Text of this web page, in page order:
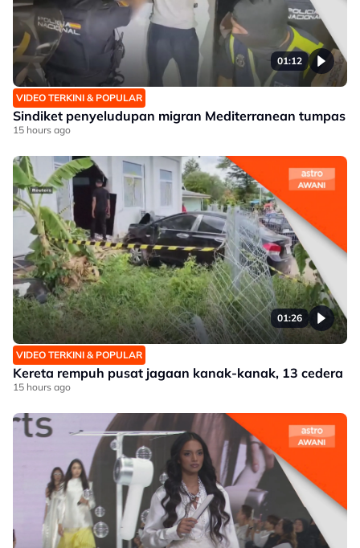
01:12
VIDEO TERKINI & POPULAR
Sindiket penyeludupan migran Mediterranean tumpas
15 hours ago
01:26
VIDEO TERKINI & POPULAR
Kereta rempuh pusat jagaan kanak-kanak, 13 cedera
15 hours ago